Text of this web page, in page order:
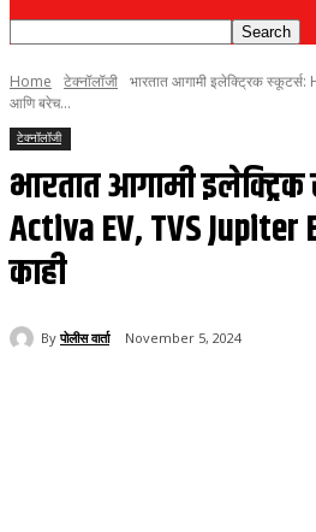
Home टेक्नॉलॉजी भारतात आगामी इलेक्ट्रिक
आणि बरेच...
टेक्नॉलॉजी
भारतात आगामी
Activa EV, TVS
काही
By पोलीस वार्ता November 5, 2024